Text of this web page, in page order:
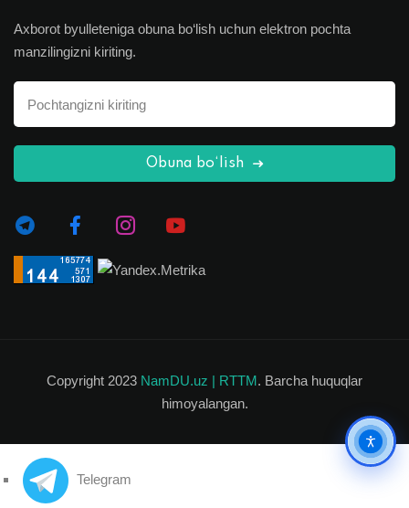
Axborot byulleteniga obuna bo‘lish uchun elektron pochta
manzilingizni kiriting.
Obuna bo‘lish
Copyright 2023 NamDU.uz | RTTM. Barcha huquqlar
himoyalangan.
Telegram